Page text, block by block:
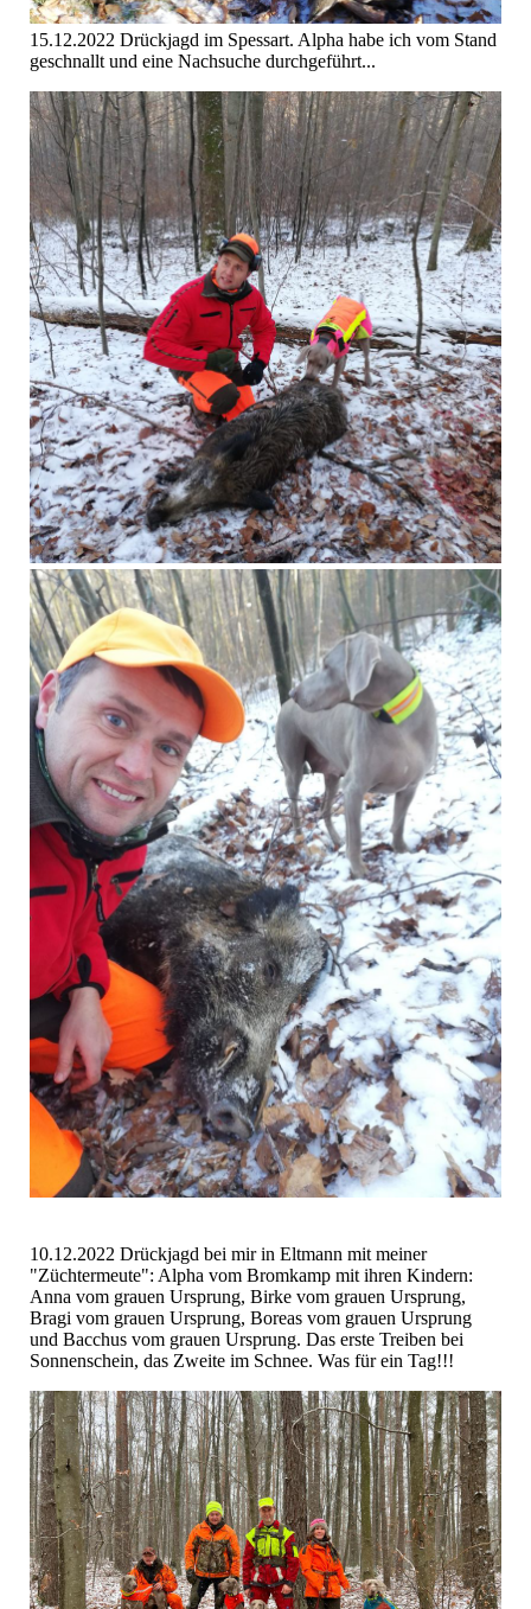
15.12.2022 Drückjagd im Spessart. Alpha habe ich vom Stand
geschnallt und eine Nachsuche durchgeführt...
10.12.2022 Drückjagd bei mir in Eltmann mit meiner
"Züchtermeute": Alpha vom Bromkamp mit ihren Kindern:
Anna vom grauen Ursprung, Birke vom grauen Ursprung,
Bragi vom grauen Ursprung, Boreas vom grauen Ursprung
und Bacchus vom grauen Ursprung. Das erste Treiben bei
Sonnenschein, das Zweite im Schnee. Was für ein Tag!!!